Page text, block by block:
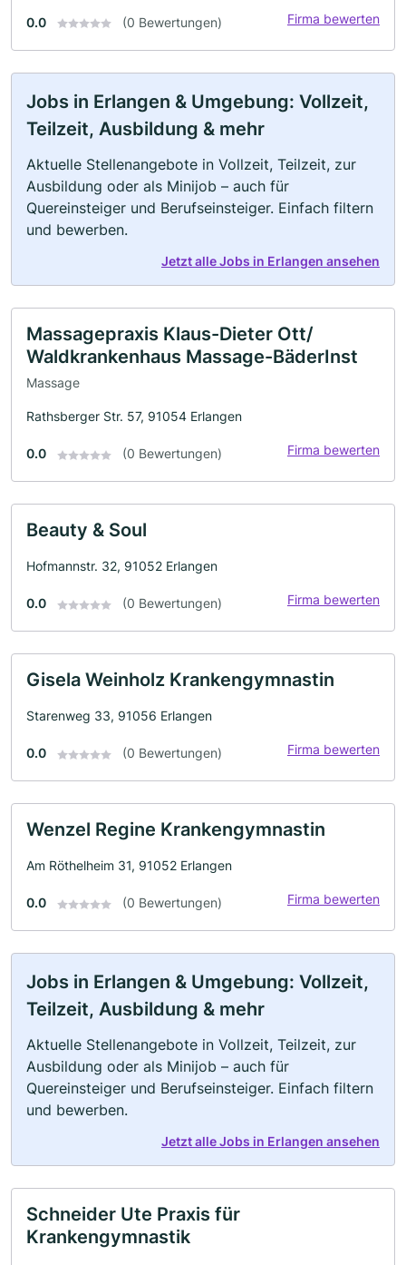
0.0 (0 Bewertungen) Firma bewerten
Jobs in Erlangen & Umgebung: Vollzeit,
Teilzeit, Ausbildung & mehr
Aktuelle Stellenangebote in Vollzeit, Teilzeit, zur
Ausbildung oder als Minijob – auch für
Quereinsteiger und Berufseinsteiger. Einfach filtern
und bewerben.
Jetzt alle Jobs in Erlangen ansehen
Massagepraxis Klaus-Dieter Ott/
Waldkrankenhaus Massage-BäderInst
Massage
Rathsberger Str. 57, 91054 Erlangen
0.0 (0 Bewertungen) Firma bewerten
Beauty & Soul
Hofmannstr. 32, 91052 Erlangen
0.0 (0 Bewertungen) Firma bewerten
Gisela Weinholz Krankengymnastin
Starenweg 33, 91056 Erlangen
0.0 (0 Bewertungen) Firma bewerten
Wenzel Regine Krankengymnastin
Am Röthelheim 31, 91052 Erlangen
0.0 (0 Bewertungen) Firma bewerten
Jobs in Erlangen & Umgebung: Vollzeit,
Teilzeit, Ausbildung & mehr
Aktuelle Stellenangebote in Vollzeit, Teilzeit, zur
Ausbildung oder als Minijob – auch für
Quereinsteiger und Berufseinsteiger. Einfach filtern
und bewerben.
Jetzt alle Jobs in Erlangen ansehen
Schneider Ute Praxis für
Krankengymnastik